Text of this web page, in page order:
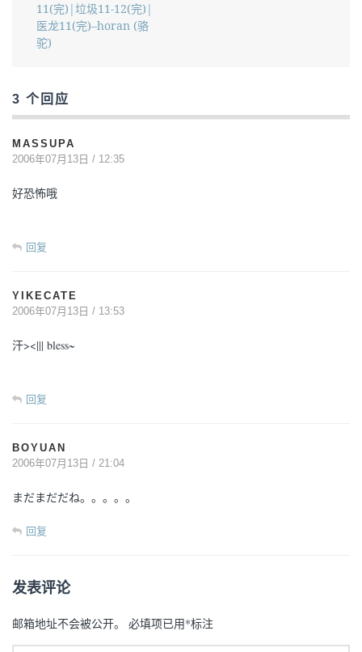
11(完)|垃圾11-12(完)|
医龙11(完)–horan (骆
驼)
3 个回应
MASSUPA
2006年07月13日 / 12:35
好恐怖哦
回复
YIKECATE
2006年07月13日 / 13:53
汗><||| bless~
回复
BOYUAN
2006年07月13日 / 21:04
まだまだだね。。。。。
回复
发表评论
邮箱地址不会被公开。 必填项已用*标注